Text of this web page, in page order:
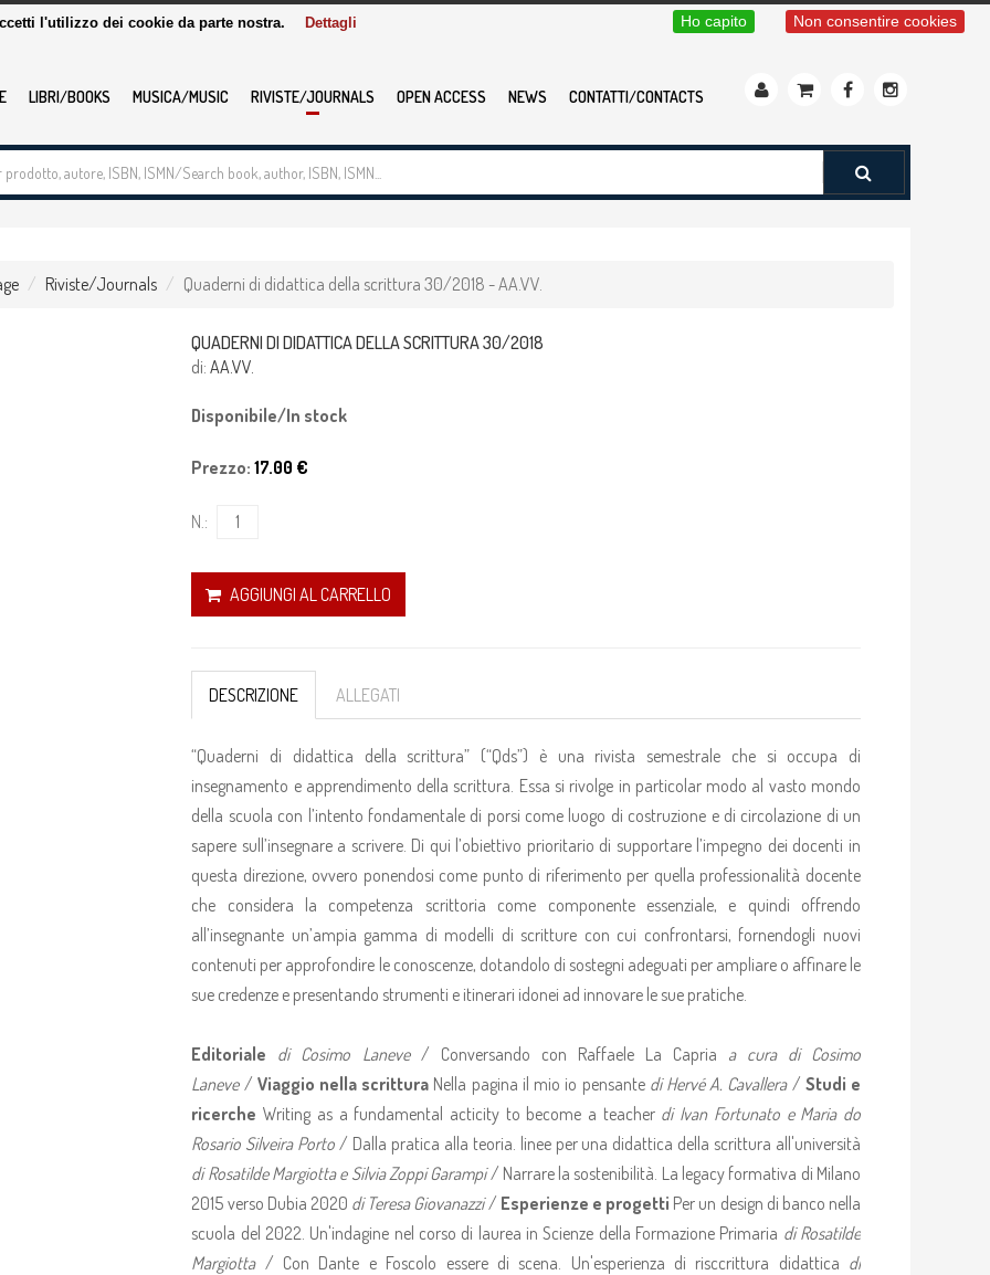
LIBRI/BOOKS MUSICA/MUSIC RIVISTE/JOURNALS OPEN ACCESS NEWS CONTATTI/CONTACTS
Riviste/Journals Quaderni di didattica della scrittura 30/2018 - AA.VV.
QUADERNI DI DIDATTICA DELLA SCRITTURA 30/2018
di:AA.VV.
Disponibile/In stock
Prezzo:17.00 €
N.:
AGGIUNGI AL CARRELLO
DESCRIZIONE ALLEGATI
“Quaderni di didattica della scrittura” (“Qds”) è una rivista semestrale che si occupa di
insegnamento e apprendimento della scrittura. Essa si rivolge in particolar modo al vasto mondo
della scuola con l’intento fondamentale di porsi come luogo di costruzione e di circolazione di un
sapere sull’insegnare a scrivere. Di qui l’obiettivo prioritario di supportare l’impegno dei docenti in
questa direzione, ovvero ponendosi come punto di riferimento per quella professionalità docente
che considera la competenza scrittoria come componente essenziale, e quindi offrendo
all’insegnante un’ampia gamma di modelli di scritture con cui confrontarsi, fornendogli nuovi
contenuti per approfondire le conoscenze, dotandolo di sostegni adeguati per ampliare o affinare le
sue credenze e presentando strumenti e itinerari idonei ad innovare le sue pratiche.
Editoriale di Cosimo Laneve / Conversando con Raffaele La Capria a cura di Cosimo
Laneve/ Viaggio nella scrittura Nella pagina il mio io pensante di Hervé A. Cavallera/ Studi e
ricerche Writing as a fundamental acticity to become a teacher di Ivan Fortunato e Maria do
Rosario Silveira Porto / Dalla pratica alla teoria. linee per una didattica della scrittura all'università
di Rosatilde Margiotta e Silvia Zoppi Garampi/ Narrare la sostenibilità. La legacy formativa di Milano
2015 verso Dubia 2020 di Teresa Giovanazzi/ Esperienze e progetti Per un design di banco nella
scuola del 2022. Un'indagine nel corso di laurea in Scienze della Formazione Primaria di Rosatilde
Margiotta/ Con Dante e Foscolo essere di scena. Un'esperienza di risccrittura didattica di
l'utilizzo dei cookie da parte nostra. Dettagli Non consentire cookies
Ho capito